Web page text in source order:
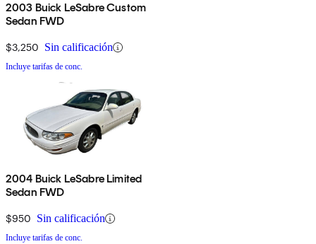
2003 Buick LeSabre Custom
Sedan FWD
$3,250 Sin calificación
Incluye tarifas de conc.
2004 Buick LeSabre Limited
Sedan FWD
$950 Sin calificación
Incluye tarifas de conc.